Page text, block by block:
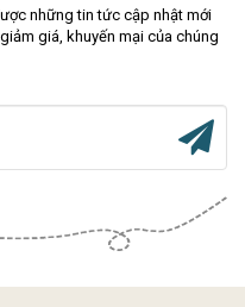
những tin tức cập nhật mới
giá, khuyến mại của chúng